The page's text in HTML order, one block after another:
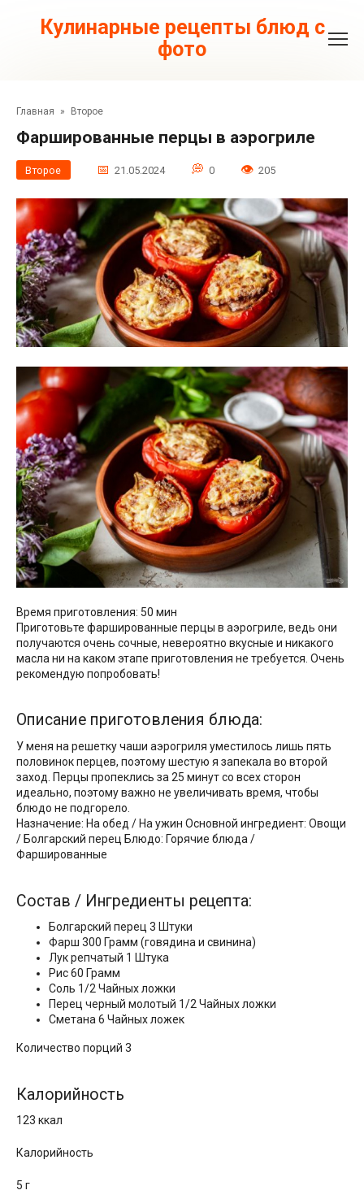
контентуКулинарные рецепты блюд с
фото
Главная » Второе
Фаршированные перцы в аэрогриле
Второе 21.05.2024 0 205
Время приготовления: 50 мин
Приготовьте фаршированные перцы в аэрогриле, ведь они
получаются очень сочные, невероятно вкусные и никакого
масла ни на каком этапе приготовления не требуется. Очень
рекомендую попробовать!
Описание приготовления блюда:
У меня на решетку чаши аэрогриля уместилось лишь пять
половинок перцев, поэтому шестую я запекала во второй
заход. Перцы пропеклись за 25 минут со всех сторон
идеально, поэтому важно не увеличивать время, чтобы
блюдо не подгорело.
Назначение: На обед / На ужин Основной ингредиент: Овощи
/ Болгарский перец Блюдо: Горячие блюда /
Фаршированные
Состав / Ингредиенты рецепта:
Болгарский перец 3 Штуки
Фарш 300 Грамм (говядина и свинина)
Лук репчатый 1 Штука
Рис 60 Грамм
Соль 1/2 Чайных ложки
Перец черный молотый 1/2 Чайных ложки
Сметана 6 Чайных ложек
Количество порций 3
Калорийность
123 ккал
Калорийность
5 г